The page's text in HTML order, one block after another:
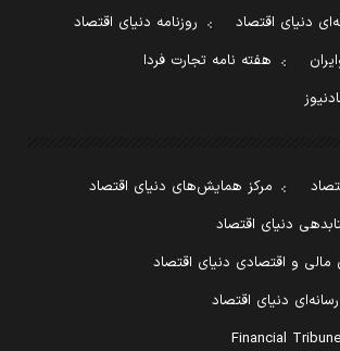
دنیای اقتصاد
روزنامه دنیای اقتصاد
هفته نامه تجارت فردا
مرکز همایش‌های دنیای اقتصاد
دنیای اقتصاد
و اقتصادی دنیای اقتصاد
دنیای اقتصاد